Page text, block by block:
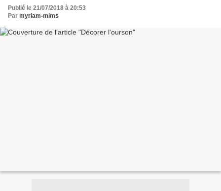
Publié le 21/07/2018 à 20:53
Par myriam-mims